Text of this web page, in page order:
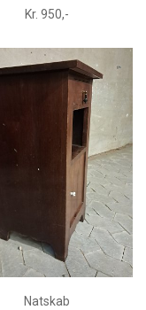
Kr. 950,-
Natskab